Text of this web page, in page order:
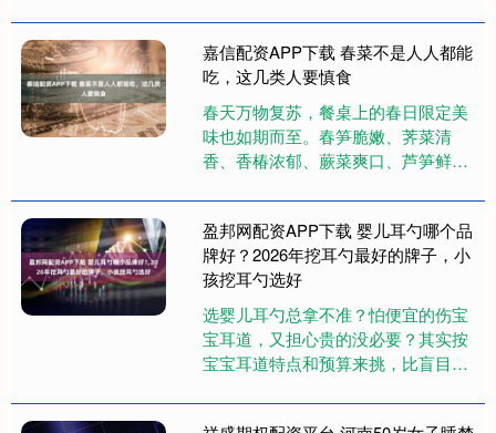
9.8/10）性价比之选：....
嘉信配资APP下载 春菜不是人人都能
吃，这几类人要慎食
春天万物复苏，餐桌上的春日限定美
味也如期而至。春笋脆嫩、荠菜清
香、香椿浓郁、蕨菜爽口、芦笋鲜
为人们舌尖上的“春日限定”。但春菜
虽....
盈邦网配资APP下载 婴儿耳勺哪个品
牌好？2026年挖耳勺最好的牌子，小
孩挖耳勺选好
选婴儿耳勺总拿不准？怕便宜的伤宝
宝耳道，又担心贵的没必要？其实按
宝宝耳道特点和预算来挑，比盲目跟
求，选对了既不花冤枉钱，又能给宝